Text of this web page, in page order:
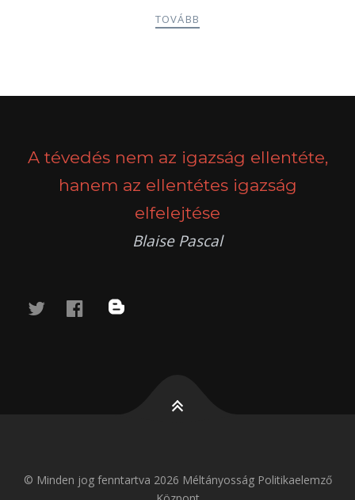
TOVÁBB
A tévedés nem az igazság ellentéte,
hanem az ellentétes igazság
elfelejtése
Blaise Pascal
twitterfacebook
blog
© Minden jog fenntartva 2026 Méltányosság Politikaelemző